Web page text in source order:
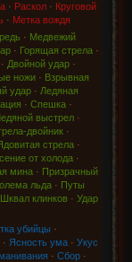
· Раскол· Круговой
· Метка вождя
· Медвежий
· Горящая стрела·
Двойной удар·
ножи· Взрывная
удар· Ледяная
· Спешка·
выстрел·
двойник·
стрела·
от холода·
мина· Призрачный
льда· Путы
Шквал клинков· Удар
убийцы ·
· Ясность ума· Укус
· Сбор·